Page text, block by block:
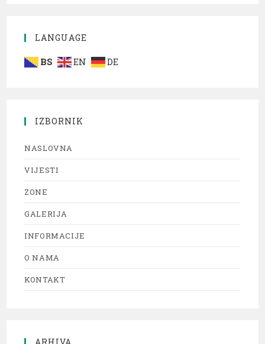
LANGUAGE
BS EN DE
IZBORNIK
NASLOVNA
VIJESTI
ZONE
GALERIJA
INFORMACIJE
O NAMA
KONTAKT